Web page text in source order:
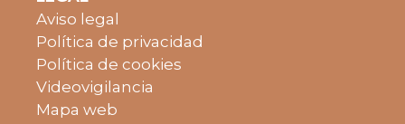
Aviso legal
Política de privacidad
Política de cookies
Videovigilancia
Mapa web